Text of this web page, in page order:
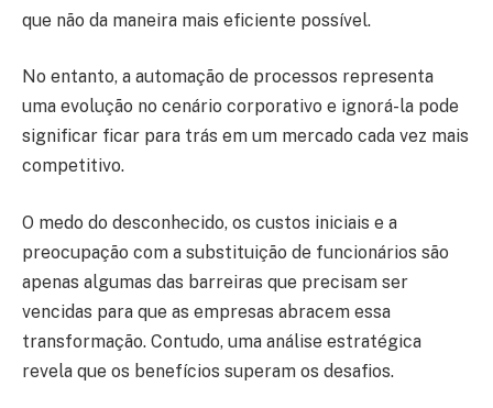
que não da maneira mais eficiente possível.
No entanto, a automação de processos representa
uma evolução no cenário corporativo e ignorá-la pode
significar ficar para trás em um mercado cada vez mais
competitivo.
O medo do desconhecido, os custos iniciais e a
preocupação com a substituição de funcionários são
apenas algumas das barreiras que precisam ser
vencidas para que as empresas abracem essa
transformação. Contudo, uma análise estratégica
revela que os benefícios superam os desafios.